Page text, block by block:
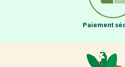
Paiement